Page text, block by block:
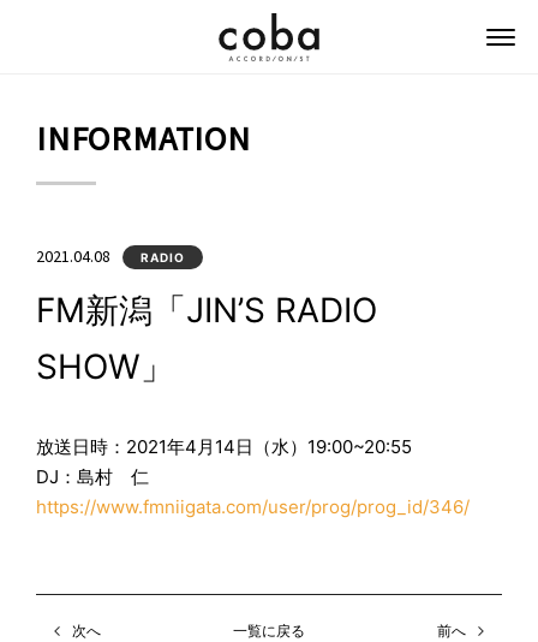
INFORMATION
2021.04.08 RADIO
FM新潟「JIN’S RADIO
SHOW」
放送日時：2021年4月14日（水）19:00~20:55
DJ：島村 仁
https://www.fmniigata.com/user/prog/prog_id/346/
次へ 一覧に戻る 前へ